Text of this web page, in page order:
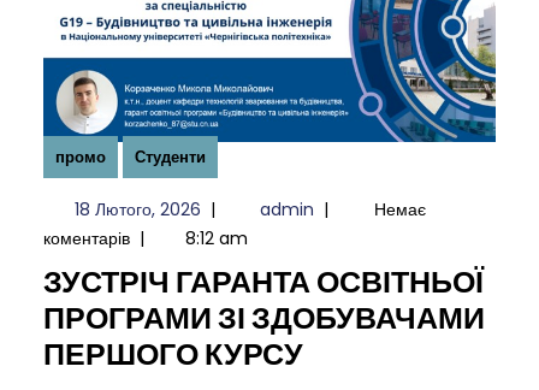
промо Студенти
18 Лютого, 202618
Лютого,
| admin admin
|
Немає
коментарів | 8:12 am
ЗУСТРІЧ ГАРАНТА ОСВІТНЬОЇ
ПРОГРАМИ ЗІ ЗДОБУВАЧАМИ
ПЕРШОГО КУРСУЗУСТРІЧ